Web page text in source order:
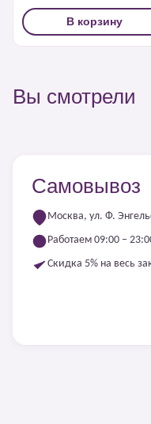
В корзину
Вы смотрели
Самовывоз
Москва, ул. Ф.
Работаем 09:00 –
Скидка 5% на весь